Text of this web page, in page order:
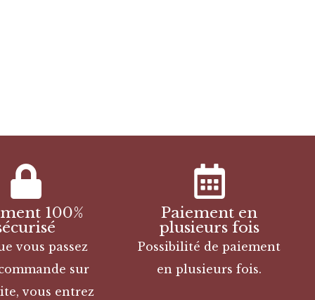
100%
vous passez
sur
vous entrez
Paiement en
plusieurs fois
Possibilité de paiement
en plusieurs fois.